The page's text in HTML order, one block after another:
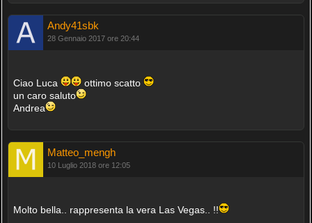
Andy41sbk
28 Gennaio 2017 ore 20:44
Ciao Luca
ottimo scatto
un caro saluto
Andrea
Matteo_mengh
10 Luglio 2018 ore 12:05
Molto bella.. rappresenta la vera Las Vegas.. !!